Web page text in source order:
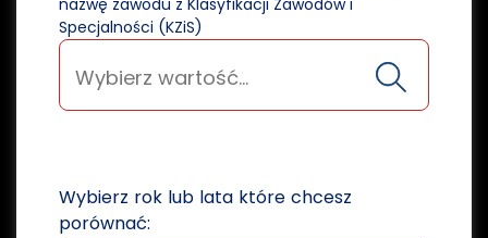
nazwę zawodu z Klasyfikacji Zawodów i
Specjalności (KZiS)
Wybierz rok lub lata które chcesz
porównać: